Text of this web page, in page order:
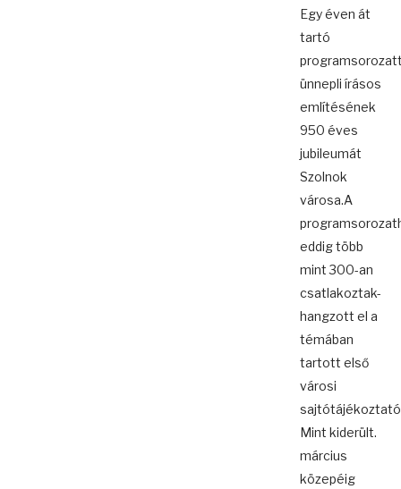
Egy éven át
tartó
ünnepli írásos
említésének
950 éves
jubileumát
Szolnok
városa.A
eddig több
mint 300-an
csatlakoztak-
hangzott el a
témában
tartott első
városi
Mint kiderült.
március
közepéig